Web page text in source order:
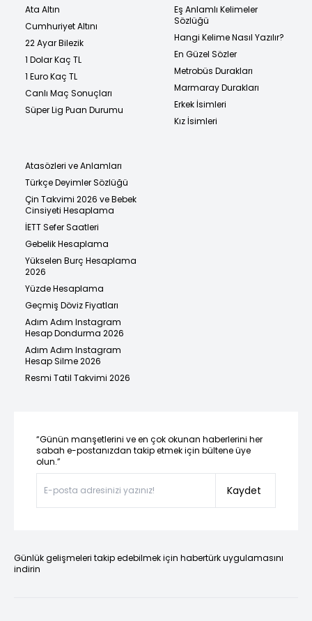
Ata Altın
Cumhuriyet Altını
22 Ayar Bilezik
1 Dolar Kaç TL
1 Euro Kaç TL
Canlı Maç Sonuçları
Süper Lig Puan Durumu
Eş Anlamlı Kelimeler
Sözlüğü
Hangi Kelime Nasıl Yazılır?
En Güzel Sözler
Metrobüs Durakları
Marmaray Durakları
Erkek İsimleri
Kız İsimleri
Atasözleri ve Anlamları
Türkçe Deyimler Sözlüğü
Çin Takvimi 2026 ve Bebek
Cinsiyeti Hesaplama
İETT Sefer Saatleri
Gebelik Hesaplama
Yükselen Burç Hesaplama
2026
Yüzde Hesaplama
Geçmiş Döviz Fiyatları
Adım Adım Instagram
Hesap Dondurma 2026
Adım Adım Instagram
Hesap Silme 2026
Resmi Tatil Takvimi 2026
“Günün manşetlerini ve en çok okunan haberlerini her
sabah e-postanızdan takip etmek için bültene üye
olun.”
Kaydet
Günlük gelişmeleri takip edebilmek için habertürk uygulamasını
indirin